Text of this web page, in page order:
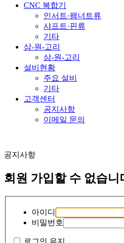
CNC 복합기
인서트·팸너트류
샤프트·핀류
기타
삼-원-고리
삼-원-고리
설비현황
주요 설비
기타
고객센터
공지사항
이메일 문의
공지사항
회원 가입할 수 없습니
아이디
비밀번호